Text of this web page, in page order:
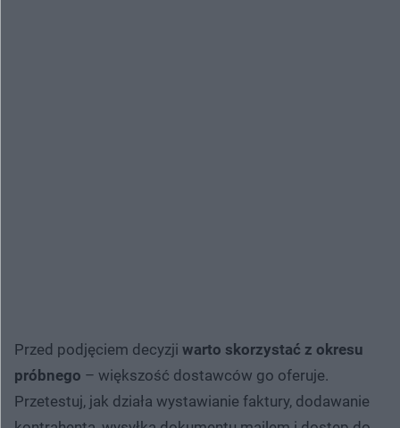
Przed podjęciem decyzji warto skorzystać z okresu
próbnego – większość dostawców go oferuje.
Przetestuj, jak działa wystawianie faktury, dodawanie